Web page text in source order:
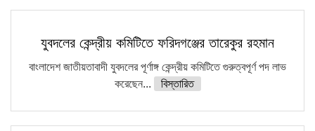
ফরিদগঞ্জে আগুনে পুড়লো ৬ ব্যবসা প্রতিষ্ঠান
যুবদলের কেন্দ্রীয় কমিটিতে ফরিদগঞ্জের তারেকুর রহমান
বাংলাদেশ জাতীয়তাবাদী যুবদলের পূর্ণাঙ্গ কেন্দ্রীয় কমিটিতে গুরুত্বপূর্ণ পদ লাভ
করেছেন...
বিস্তারিত